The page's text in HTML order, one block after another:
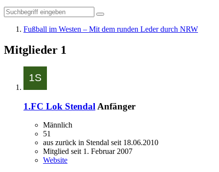
Fußball im Westen – Mit dem runden Leder durch NRW
Mitglieder 1
1.FC Lok Stendal Anfänger
Männlich
51
aus zurück in Stendal seit 18.06.2010
Mitglied seit 1. Februar 2007
Website